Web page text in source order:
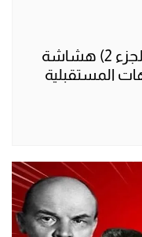
الجغرافيا السياسية للحبوب (الجزء 2) هشاشة
المستقبلية